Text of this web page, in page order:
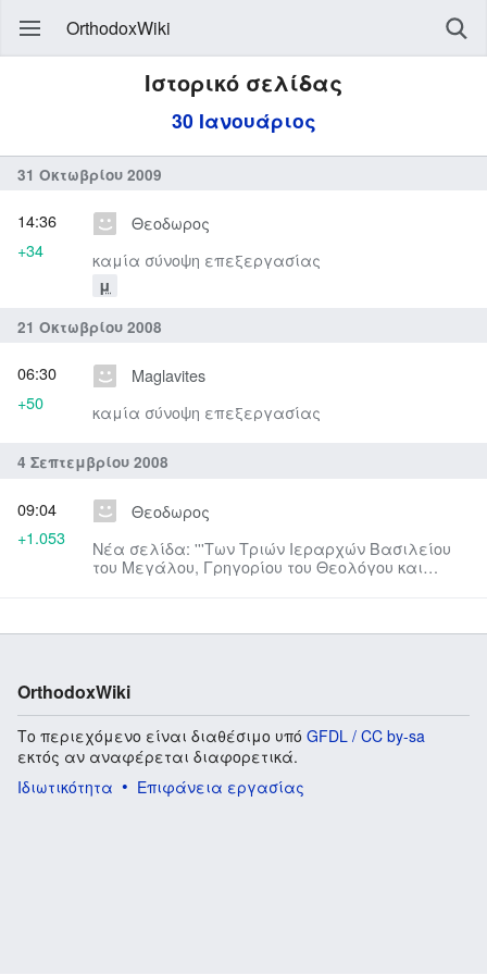
OrthodoxWiki
Ιστορικό σελίδας
30 Ιανουάριος
31 Οκτωβρίου 2009
Θεοδωρος
καμία σύνοψη επεξεργασίας
μ
14:36
+34
21 Οκτωβρίου 2008
Maglavites
καμία σύνοψη επεξεργασίας
06:30
+50
4 Σεπτεμβρίου 2008
Θεοδωρος
Νέα σελίδα: '''Των Τριών Ιεραρχών Βασιλείου
του Μεγάλου, Γρηγορίου του Θεολόγου και
09:04
+1.053
OrthodoxWiki
Το περιεχόμενο είναι διαθέσιμο υπό GFDL / CC by-sa
εκτός αν αναφέρεται διαφορετικά.
Ιδιωτικότητα
Επιφάνεια εργασίας